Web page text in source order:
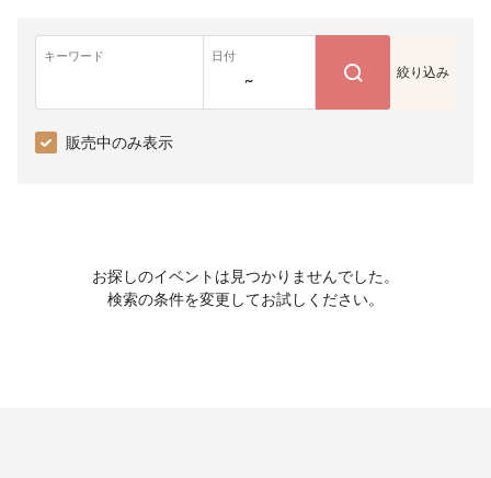
キーワード 日付
~ 絞り込み
販売中のみ表示
お探しのイベントは見つかりませんでした。
検索の条件を変更してお試しください。